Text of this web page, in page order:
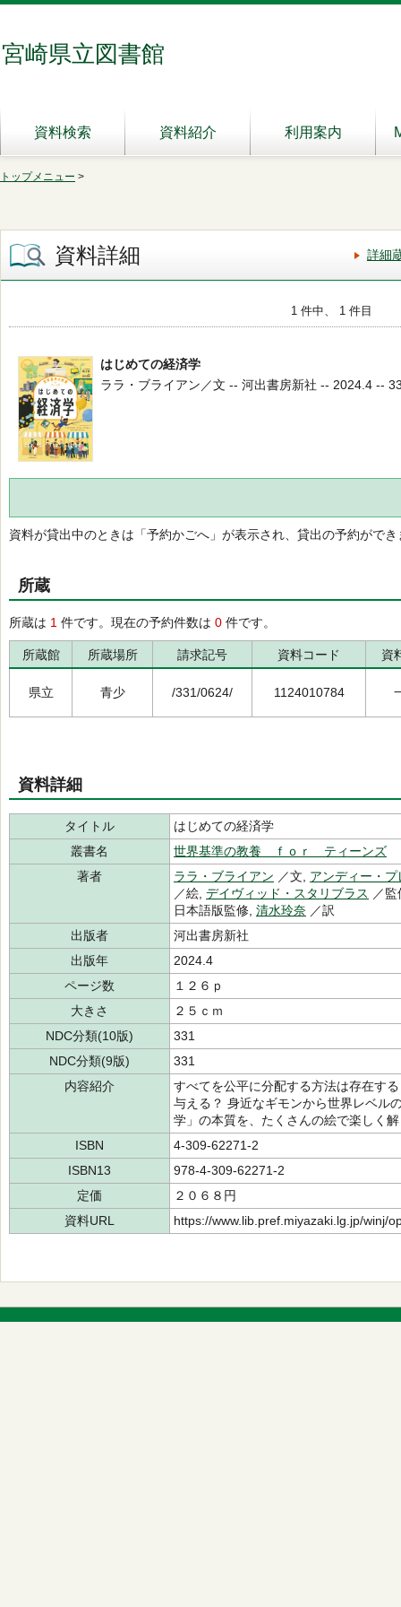
宮崎県立図書館
資料検索 資料紹介 利用案内
トップメニュー >
資料詳細 詳細
1 件中、 1 件目
はじめての経済学
ララ・ブライアン／文 -- 河出書房新社 -- 2024.4 --
資料が貸出中のときは「予約かごへ」が表示され、貸出の予約ができ
所蔵
所蔵は 1 件です。現在の予約件数は 0 件です。
所蔵館 所蔵場所 請求記号 資料コード 資
県立 青少 /331/0624/ 1124010784
資料詳細
タイトル
はじめての経済学
叢書名
世界基準の教養 ｆｏｒ ティーンズ
著者
ララ・ブライアン ／文, アンディー・
／絵, デイヴィッド・スタリブラス ／
日本語版監修, 清水玲奈 ／訳
出版者
河出書房新社
出版年
2024.4
ページ数
１２６ｐ
大きさ
２５ｃｍ
NDC分類(10版)
331
NDC分類(9版)
331
内容紹介
すべてを公平に分配する方法は存在す
与える？ 身近なギモンから世界レベル
学」の本質を、たくさんの絵で楽しく
ISBN
4-309-62271-2
ISBN13
978-4-309-62271-2
定価
２０６８円
資料URL
https://www.lib.pref.miyazaki.lg.jp/winj/